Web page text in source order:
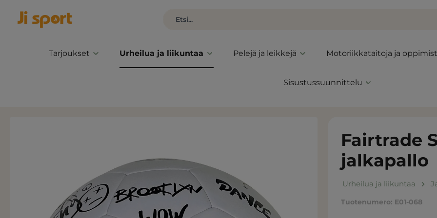
Tarjoukset Urheilua ja liikuntaa Pelejä ja leikkejä Motoriikkataitoja ja
Sisustussuunnittelu
Fairtrade
jalkapallo
Urheilua ja liikuntaa
Tuotenumero: E01-068